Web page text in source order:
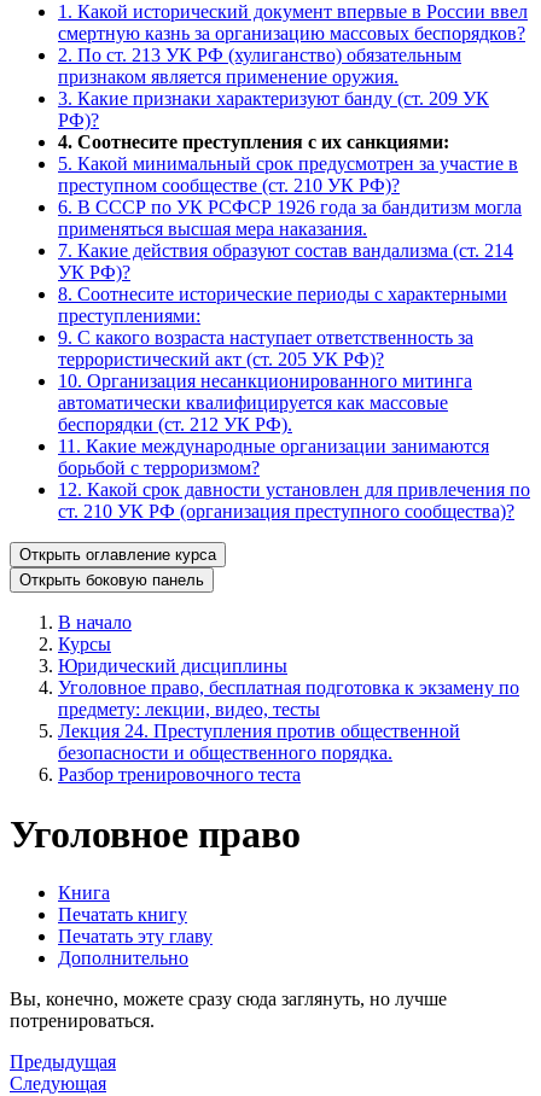
1. Какой исторический документ впервые в России ввел
смертную казнь за организацию массовых беспорядков?
2. По ст. 213 УК РФ (хулиганство) обязательным
признаком является применение оружия.
3. Какие признаки характеризуют банду (ст. 209 УК
РФ)?
4. Соотнесите преступления с их санкциями:
5. Какой минимальный срок предусмотрен за участие в
преступном сообществе (ст. 210 УК РФ)?
6. В СССР по УК РСФСР 1926 года за бандитизм могла
применяться высшая мера наказания.
7. Какие действия образуют состав вандализма (ст. 214
УК РФ)?
8. Соотнесите исторические периоды с характерными
преступлениями:
9. С какого возраста наступает ответственность за
террористический акт (ст. 205 УК РФ)?
10. Организация несанкционированного митинга
автоматически квалифицируется как массовые
беспорядки (ст. 212 УК РФ).
11. Какие международные организации занимаются
борьбой с терроризмом?
12. Какой срок давности установлен для привлечения по
ст. 210 УК РФ (организация преступного сообщества)?
Открыть оглавление курса
Открыть боковую панель
В начало
Курсы
Юридический дисциплины
Уголовное право, бесплатная подготовка к экзамену по
предмету: лекции, видео, тесты
Лекция 24. Преступления против общественной
безопасности и общественного порядка.
Разбор тренировочного теста
Уголовное право
Книга
Печатать книгу
Печатать эту главу
Дополнительно
Вы, конечно, можете сразу сюда заглянуть, но лучше
потренироваться.
Предыдущая
Следующая